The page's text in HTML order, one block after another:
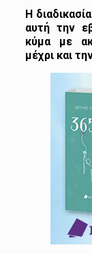
Η
αυτή την
κύμα με
μέχρι και